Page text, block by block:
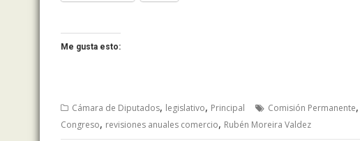
Me gusta esto:
Cámara de Diputados, legislativo, Principal Comisión Permanente,
Congreso, revisiones anuales comercio, Rubén Moreira Valdez